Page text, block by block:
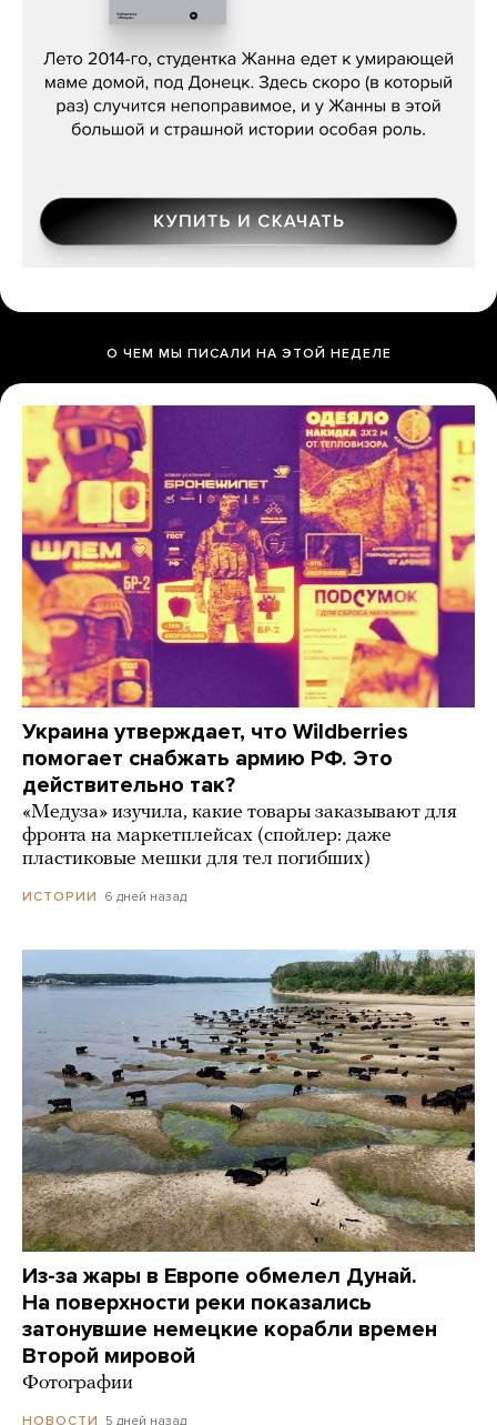
Сергей Лебедев, «Белая дама»
О ЧЕМ МЫ ПИСАЛИ НА ЭТОЙ НЕДЕЛЕ
Украина утверждает, что Wildberries
помогает снабжать армию РФ. Это
действительно так?
«Медуза» изучила, какие товары заказывают для
фронта на маркетплейсах (спойлер: даже
пластиковые мешки для тел погибших)
ИСТОРИИ 6 дней назад
Из-за жары в Европе обмелел Дунай.
На поверхности реки показались
затонувшие немецкие корабли времен
Второй мировой
Фотографии
НОВОСТИ 5 дней назад